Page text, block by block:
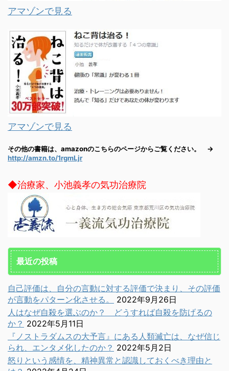
アマゾンで見る
アマゾンで見る
その他の書籍は、amazonのこちらのページからご覧ください。 →
http://amzn.to/1rgmLjr
◆治療家、小池義孝の気功治療院
最近の投稿
自己評価は、自分の言動に対する評価で決まり、その評価
が言動をパターン化させる。
2022年9月26日
人はなぜ自殺を選ぶのか？ どうすれば自殺を防げるの
か？ 2022年5月11日
『ノストラダムスの大予言』にある人類滅亡は、なぜ信じ
られ、エンタメ化したのか？ 2022年5月2日
怒りという感情を、精神異常と認識しておくべき理由と